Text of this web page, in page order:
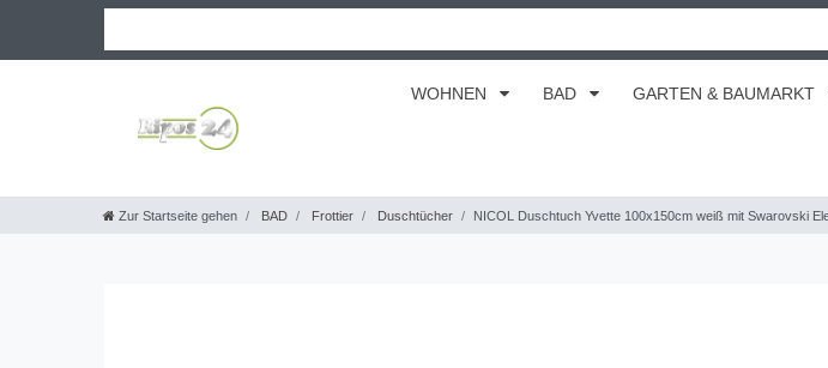
WOHNEN BAD GARTEN & BAUMARKT
Zur Startseite gehen BAD Frottier Duschtücher NICOL Duschtuch Yvette 100x150cm weiß mit Swarovski